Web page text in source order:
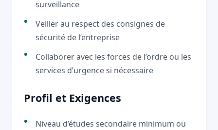
surveillance
Veiller au respect des consignes de
sécurité de l’entreprise
Collaborer avec les forces de l’ordre ou les
services d’urgence si nécessaire
Profil et Exigences
Niveau d’études secondaire minimum ou